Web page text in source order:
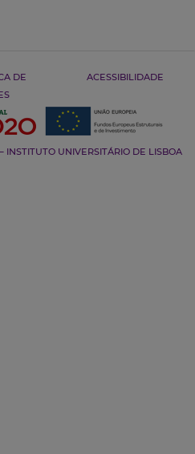
DE
ACESSIBILIDADE
INSTITUTO UNIVERSITÁRIO DE LISBOA